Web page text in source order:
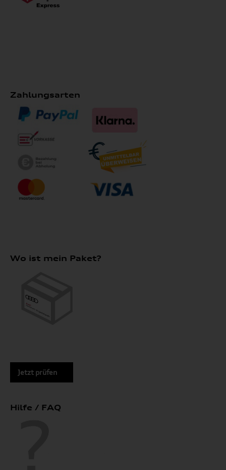
Zahlungsarten
Wo ist mein Paket?
Jetzt prüfen
Hilfe / FAQ